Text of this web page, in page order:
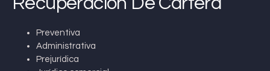
Preventiva
Administrativa
Prejurídica